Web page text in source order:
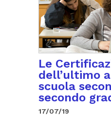
Le
dell’ultimo
scuola
secondo
17/07/19